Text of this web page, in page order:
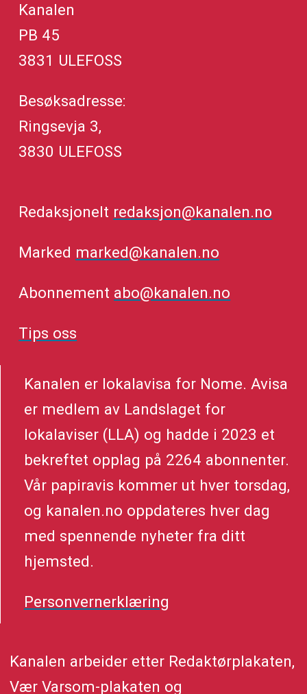
Kanalen
PB 45
3831 ULEFOSS
Besøksadresse:
Ringsevja 3,
3830 ULEFOSS
Redaksjonelt redaksjon@kanalen.no
Marked marked@kanalen.no
Abonnement abo@kanalen.no
Tips oss
Kanalen er lokalavisa for Nome. Avisa
er medlem av Landslaget for
lokalaviser (LLA) og hadde i 2023 et
bekreftet opplag på 2264 abonnenter.
Vår papiravis kommer ut hver torsdag,
og kanalen.no oppdateres hver dag
med spennende nyheter fra ditt
hjemsted.
Personvernerklæring
Kanalen arbeider etter Redaktørplakaten,
Vær Varsom-plakaten og